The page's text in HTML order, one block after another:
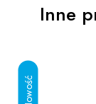
Inne